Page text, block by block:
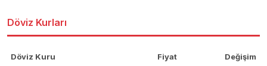
Döviz Kurları
Döviz Kuru Fiyat Değişim